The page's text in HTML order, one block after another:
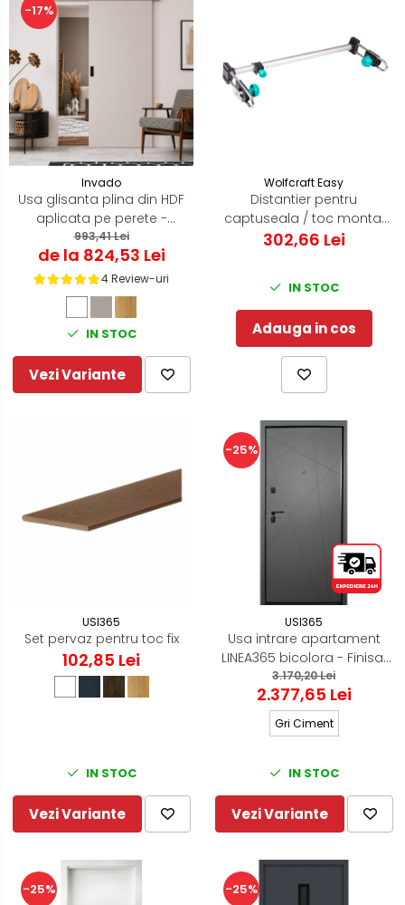
-17%
Invado
Usa glisanta plina din HDF
aplicata pe perete -
Colectia Basic - Model
simplu
993,41 Lei
de la 824,53 Lei
4 Review-uri
IN STOC
Vezi Variante
Wolfcraft Easy
Distantier pentru
captuseala / toc montaj
usa de interior - Wolfcraft
302,66 Lei
IN STOC
Adauga in cos
USI365
Set pervaz pentru toc fix
102,85 Lei
IN STOC
Vezi Variante
-25%
USI365
Usa intrare apartament
LINEA365 bicolora - Finisaj
in 2 culori Gri Antracit / Alb
3.170,20 Lei
2.377,65 Lei
Gri Ciment
IN STOC
Vezi Variante
-25% -25%